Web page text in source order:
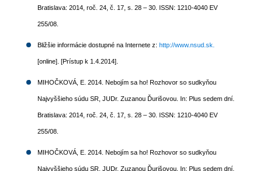
Bratislava: 2014, roč. 24, č. 17, s. 28 – 30. ISSN: 1210-4040 EV
255/08.
Bližšie informácie dostupné na Internete z: http://www.nsud.sk.
[online]. [Prístup k 1.4.2014].
MIHOČKOVÁ, E. 2014. Nebojím sa ho! Rozhovor so sudkyňou
Najvyššieho súdu SR, JUDr. Zuzanou Ďurišovou. In: Plus sedem dní.
Bratislava: 2014, roč. 24, č. 17, s. 28 – 30. ISSN: 1210-4040 EV
255/08.
MIHOČKOVÁ, E. 2014. Nebojím sa ho! Rozhovor so sudkyňou
Najvyššieho súdu SR, JUDr. Zuzanou Ďurišovou. In: Plus sedem dní.